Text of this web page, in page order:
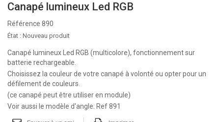
Canapé lumineux Led RGB
Référence 890
État : Nouveau produit
Canapé lumineux Led RGB (multicolore), fonctionnement sur
batterie rechargeable.
Choisissez la couleur de votre canapé à volonté ou opter pour un
défilement de couleurs.
(ce canapé peut être utiliser en module)
Voir aussi le modèle d'angle: Ref 891